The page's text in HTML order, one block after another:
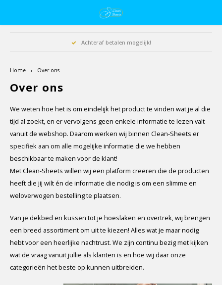
Achteraf betalen mogelijk!
Home Over ons
Over ons
We weten hoe het is om eindelijk het product te vinden wat je al die
tijd al zoekt, en er vervolgens geen enkele informatie te lezen valt
vanuit de webshop. Daarom werken wij binnen Clean-Sheets er
specifiek aan om alle mogelijke informatie die we hebben
beschikbaar te maken voor de klant!
Met Clean-Sheets willen wij een platform creëren die de producten
heeft die jij wilt én de informatie die nodig is om een slimme en
weloverwogen bestelling te plaatsen.
Van je dekbed en kussen tot je hoeslaken en overtrek, wij brengen
een breed assortiment om uit te kiezen! Alles wat je maar nodig
hebt voor een heerlijke nachtrust. We zijn continu bezig met kijken
wat de vraag vanuit jullie als klanten is en hoe wij daar onze
categorieën het beste op kunnen uitbreiden.